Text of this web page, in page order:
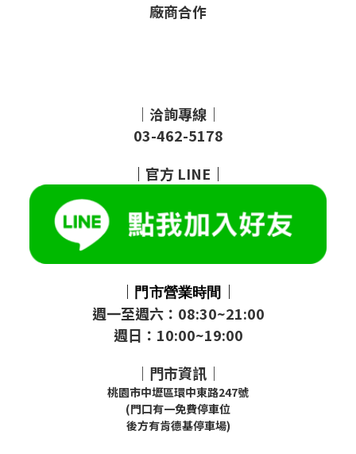
廠商合作
｜洽詢專線｜
03-462-5178
｜ 官方 LINE ｜
｜ 門市營業時間 ｜
週一至週六：08:30~21:00
週日：10:00~19:00
｜門市資訊｜
桃園市中壢區環中東路247號
(門口有一免費停車位
後方有肯德基停車場)